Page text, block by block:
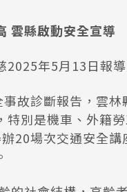
雲縣啟動安全宣導
年5月13日報導
故診斷報告，雲
特別是機車、外籍
20場次交通安全